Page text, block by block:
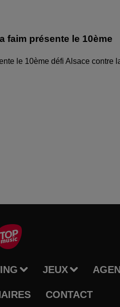
faim présente le 10ème
le 10ème défi Alsace contre
JEUX
CONTACT